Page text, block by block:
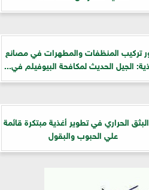
تركيب المنظفات والمطهرات في مصانع
الجيل الحديث لمكافحة البيوفيلم في...
الحراري في تطوير أغذية مبتكرة قائمة
علي الحبوب والبقول